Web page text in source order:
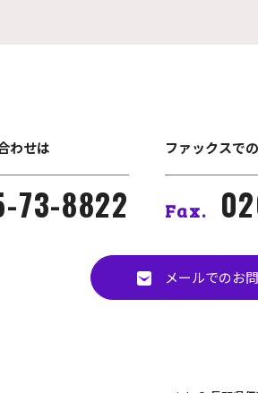
わせは
73-8822
ファックスで
Fax.
メールでのお